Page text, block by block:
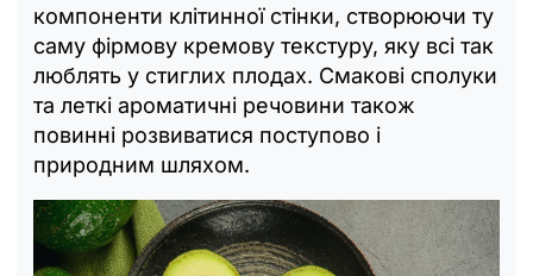
компоненти клітинної стінки, створюючи ту
саму фірмову кремову текстуру, яку всі так
люблять у стиглих плодах. Смакові сполуки
та леткі ароматичні речовини також
повинні розвиватися поступово і
природним шляхом.